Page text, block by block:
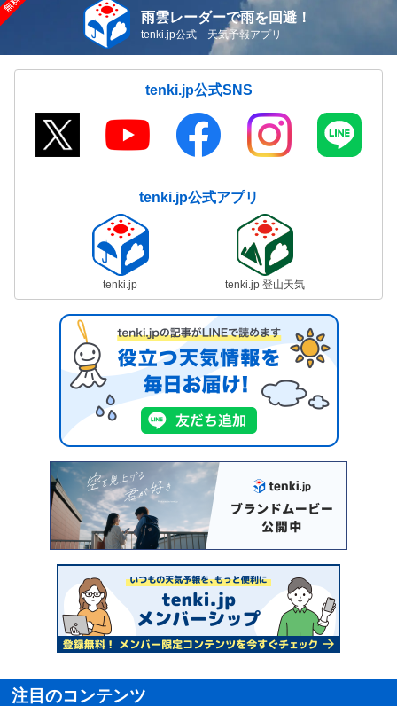
雨雲レーダーで雨を回避！
tenki.jp公式 天気予報アプリ
tenki.jp公式SNS
tenki.jp公式アプリ
tenki.jp tenki.jp 登山天気
注目のコンテンツ